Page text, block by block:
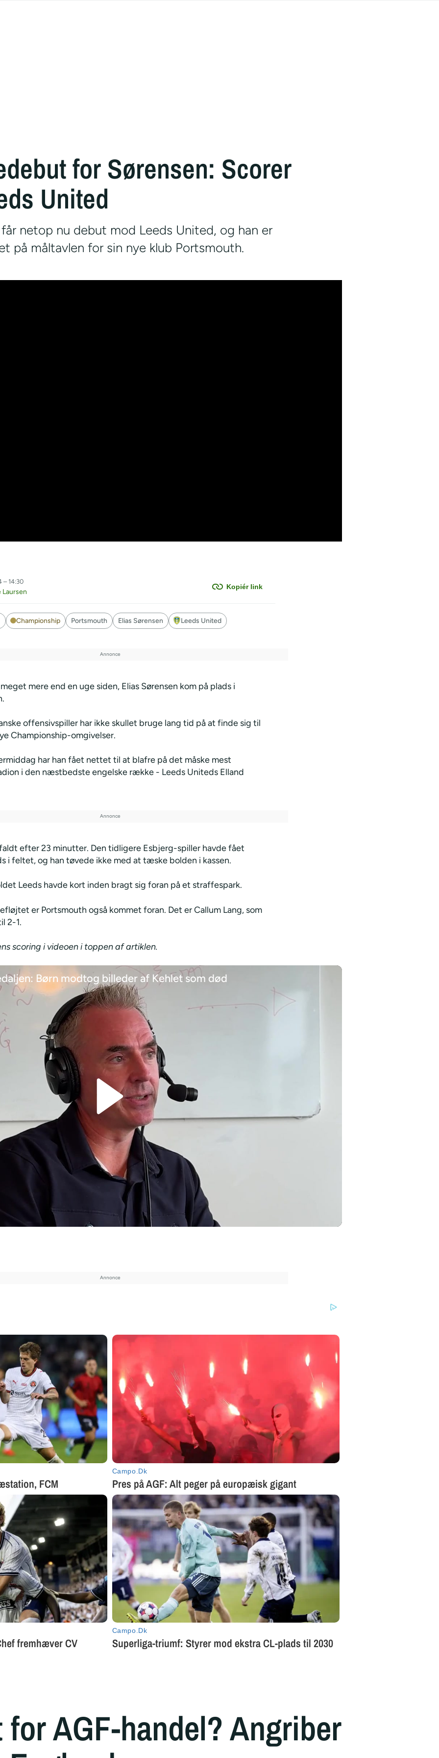
for Sørensen: Scorer
United
får netop nu debut mod Leeds United, og han er
på måltavlen for sin nye klub Portsmouth.
Kopiér link
– 14:30
Laursen
Championship Portsmouth Elias Sørensen Leeds United
mere end en uge siden, Elias Sørensen kom på plads i
offensivspiller har ikke skullet bruge lang tid på at finde sig til
Championship-omgivelser.
har han fået nettet til at blafre på det måske mest
i den næstbedste engelske række - Leeds Uniteds Elland
efter 23 minutter. Den tidligere Esbjerg-spiller havde fået
i feltet, og han tøvede ikke med at tæske bolden i kassen.
Leeds havde kort inden bragt sig foran på et straffespark.
er Portsmouth også kommet foran. Det er Callum Lang, som
2-1.
scoring i videoen i toppen af artiklen.
Børn modtog billeder af Kehlet som død
AGF-handel? Angriber